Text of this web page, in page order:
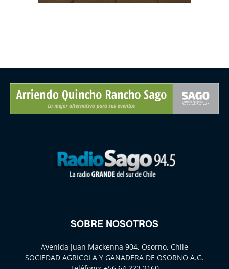
SOBRE NOSOTROS
Avenida Juan Mackenna 904, Osorno, Chile
SOCIEDAD AGRICOLA Y GANADERA DE OSORNO A.G.